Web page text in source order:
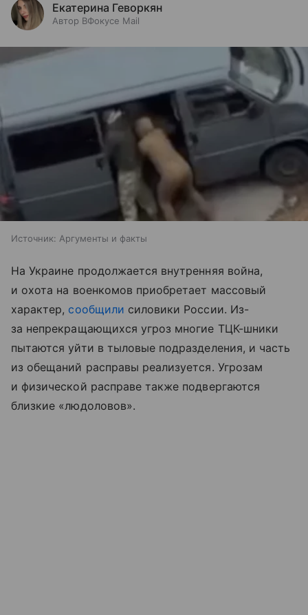
Екатерина Геворкян
Автор ВФокусе Mail
Источник: Аргументы и факты
На Украине продолжается внутренняя война,
и охота на военкомов приобретает массовый
характер, сообщили силовики России. Из-
за непрекращающихся угроз многие ТЦК-шники
пытаются уйти в тыловые подразделения, и часть
из обещаний расправы реализуется. Угрозам
и физической расправе также подвергаются
близкие «людоловов».